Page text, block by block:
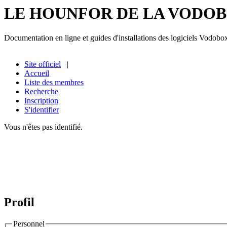
LE HOUNFOR DE LA
Documentation en ligne et guides d'installations des logiciels
Site officiel |
Accueil
Liste des membres
Recherche
Inscription
S'identifier
Vous n'êtes pas identifié.
Profil
Personnel